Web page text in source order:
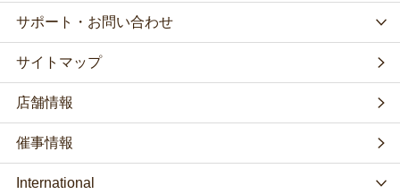
サポート・お問い合わせ
サイトマップ
店舗情報
催事情報
International